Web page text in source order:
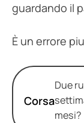
guardando il
È un errore
Corsa
Due
mesi?